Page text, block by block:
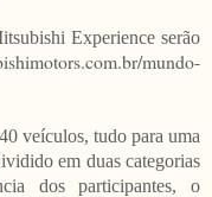
Experience serão
mundo-
veículos, tudo para uma
em duas categorias
dos participantes, o